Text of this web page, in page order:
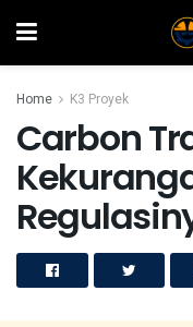
Home K3 Proyek
Carbon